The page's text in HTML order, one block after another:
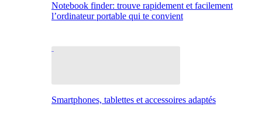
Notebook finder: trouve rapidement et facilement
l’ordinateur portable qui te convient
Smartphones, tablettes et accessoires adaptés